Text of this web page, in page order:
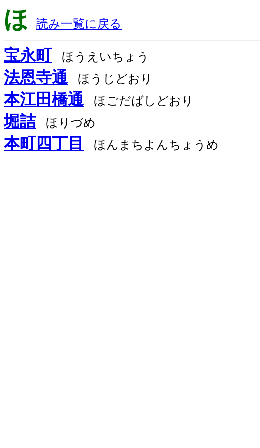
ほ 読み一覧に戻る
宝永町 ほうえいちょう
法恩寺通 ほうじどおり
本江田橋通 ほごだばしどおり
堀詰 ほりづめ
本町四丁目 ほんまちよんちょうめ